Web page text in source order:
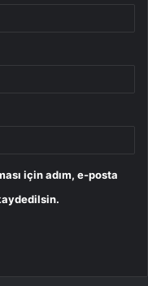
için adım, e-posta